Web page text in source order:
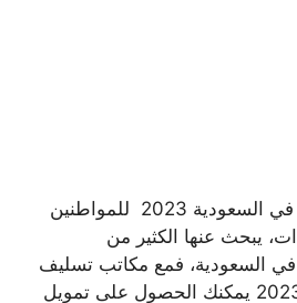
فلوس في السعودية 2023 للمواطنين
يبحث عنها الكثير من
في السعودية، فمع مكاتب تسليف
فلوس في السعودية 2023 يمكنك الحصول على تمويل